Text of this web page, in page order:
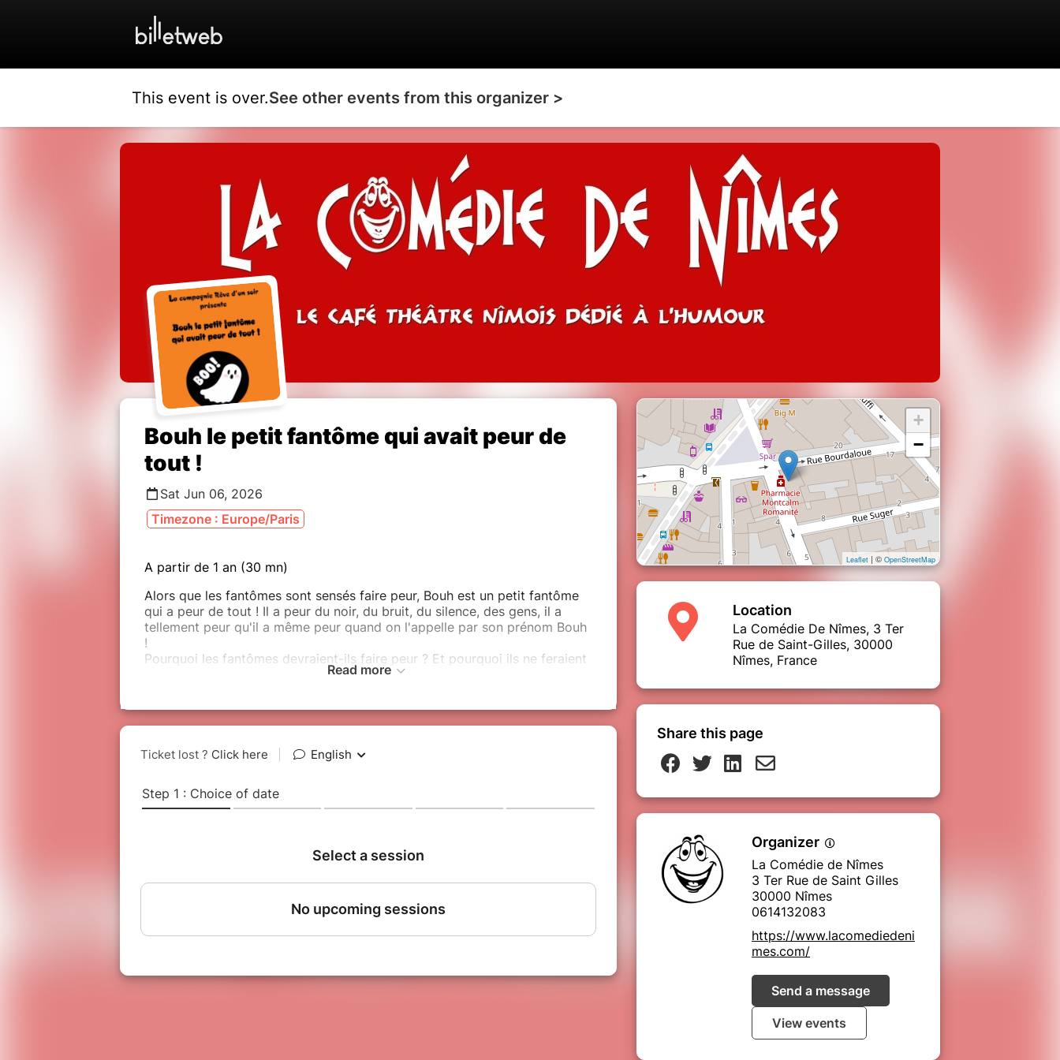
This event is over.See other events from this organizer >
Bouh le petit fantôme qui avait peur de
tout !
Sat Jun 06, 2026
Timezone : Europe/Paris
A partir de 1 an (30 mn)
Alors que les fantômes sont sensés faire peur, Bouh est un petit fantôme
qui a peur de tout ! Il a peur du noir, du bruit, du silence, des gens, il a
tellement peur qu'il a même peur quand on l'appelle par son prénom Bouh
!
Pourquoi les fantômes devraient-ils faire peur ? Et pourquoi ils ne feraient
pas rire ? Et comment on fait pour faire peur ? Et comment on fait si on a
Un spectacle de marionnettes de et avec Caroline Vidal, la comédienne de
Le bruit pendant un spectacle (applaudissements, musiques, etc) étant trop
perturbant pour un nourrisson, nous sommes au regret de ne pas autoriser
l'entrée pour les enfants de moins d'1 an.
VOUS N'AVEZ PAS RECU VOTRE BILLET ?
sont disponibles en temps réel.En cas de non réception de votre billet,
Read more
+
−
Leaflet | © OpenStreetMap
Location
La Comédie De Nîmes, 3 Ter
Rue de Saint-Gilles, 30000
Nîmes, France
Share this page
Organizer
La Comédie de Nîmes
3 Ter Rue de Saint Gilles
30000 Nîmes
0614132083
https://www.lacomediedeni
mes.com/
Send a message
View events